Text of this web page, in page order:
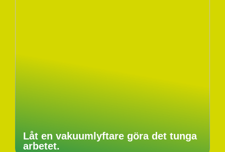
Låt en vakuumlyftare göra det tunga
arbetet.